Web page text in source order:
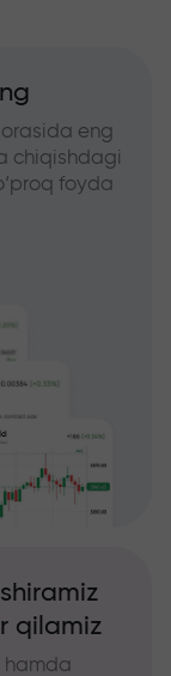
eng
chiqishdagi
foyda
qilamiz
hamda